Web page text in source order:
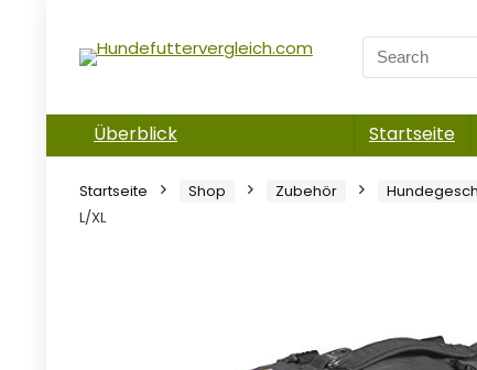
Überblick Startseite
Startseite Shop Zubehör
L/XL